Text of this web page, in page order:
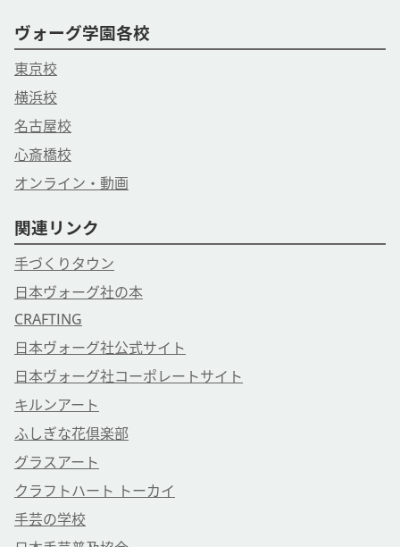
ヴォーグ学園各校
東京校
横浜校
名古屋校
心斎橋校
オンライン・動画
関連リンク
手づくりタウン
日本ヴォーグ社の本
CRAFTING
日本ヴォーグ社公式サイト
日本ヴォーグ社コーポレートサイト
キルンアート
ふしぎな花倶楽部
グラスアート
クラフトハート トーカイ
手芸の学校